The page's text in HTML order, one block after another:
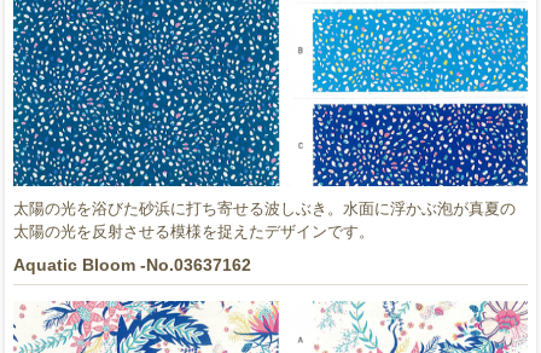
太陽の光を浴びた砂浜に打ち寄せる波しぶき。水面に浮かぶ泡が真夏の
太陽の光を反射させる模様を捉えたデザインです。
Aquatic Bloom -No.03637162